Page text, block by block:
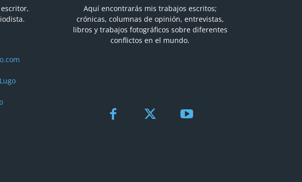
Aquí encontrarás mis trabajos escritos;
crónicas, columnas de opinión, entrevistas,
libros y trabajos fotográficos sobre diferentes
conflictos en el mundo.